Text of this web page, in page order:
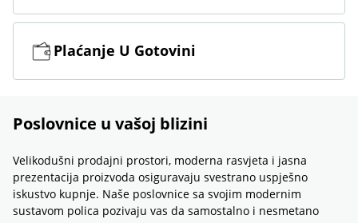
Plaćanje U Gotovini
Poslovnice u vašoj blizini
Velikodušni prodajni prostori, moderna rasvjeta i jasna
prezentacija proizvoda osiguravaju svestrano uspješno
iskustvo kupnje. Naše poslovnice sa svojim modernim
sustavom polica pozivaju vas da samostalno i nesmetano